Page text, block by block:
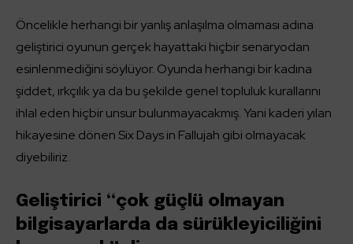
Öncelikle herhangi bir yanlış anlaşılma olmaması adına
geliştirici oyunun gerçek hayattaki hiçbir senaryodan
esinlenmediğini söylüyor. Oyunda herhangi bir kadına
şiddet, ırkçılık ya da bu şekilde genel topluluk kurallarını
ihlal eden hiçbir unsur bulunmayacakmış. Yani kaderi yılan
hikayesine dönen Six Days in Fallujah gibi olmayacak
diyebiliriz.
Geliştirici “çok güçlü olmayan
bilgisayarlarda da sürükleyiciliğini